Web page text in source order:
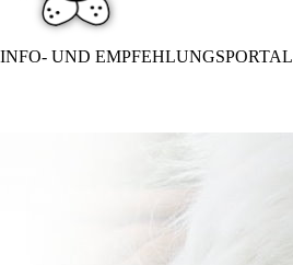
INFO- UND EMPFEHLUNGSPORTAL